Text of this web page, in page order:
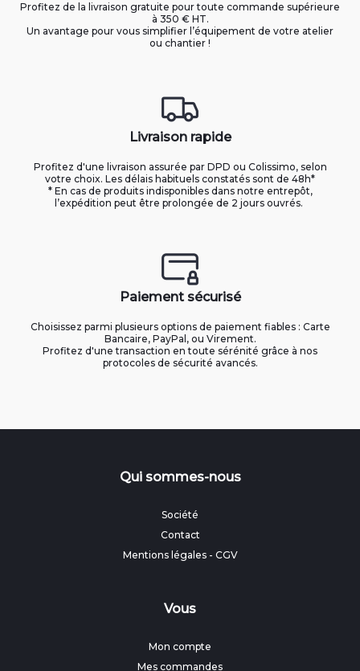
Profitez de la livraison gratuite pour toute commande supérieure
à 350 € HT.
Un avantage pour vous simplifier l’équipement de votre atelier
ou chantier !
Livraison rapide
Profitez d'une livraison assurée par DPD ou Colissimo, selon
votre choix. Les délais habituels constatés sont de 48h*
* En cas de produits indisponibles dans notre entrepôt,
l’expédition peut être prolongée de 2 jours ouvrés.
Paiement sécurisé
Choisissez parmi plusieurs options de paiement fiables : Carte
Bancaire, PayPal, ou Virement.
Profitez d'une transaction en toute sérénité grâce à nos
protocoles de sécurité avancés.
Qui sommes-nous
Société
Contact
Mentions légales- CGV
Vous
Mon compte
Mes commandes